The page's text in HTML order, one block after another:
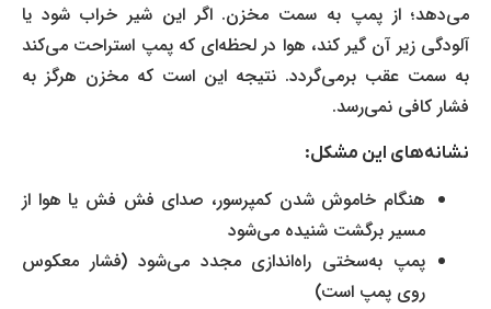
می‌دهد؛ از پمپ به سمت مخزن. اگر این شیر خراب شود یا
آلودگی زیر آن گیر کند، هوا در لحظه‌ای که پمپ استراحت می‌کند
به سمت عقب برمی‌گردد. نتیجه این است که مخزن هرگز به
فشار کافی نمی‌رسد.
نشانه‌های این مشکل:
هنگام خاموش شدن کمپرسور، صدای فش فش یا هوا از
مسیر برگشت شنیده می‌شود
پمپ به‌سختی راه‌اندازی مجدد می‌شود (فشار معکوس
روی پمپ است)